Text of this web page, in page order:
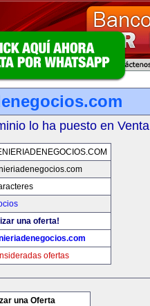
lo ha puesto en Venta
una oferta!
ofertas
una Oferta